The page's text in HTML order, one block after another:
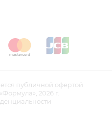
публичной офертой
2026 г.